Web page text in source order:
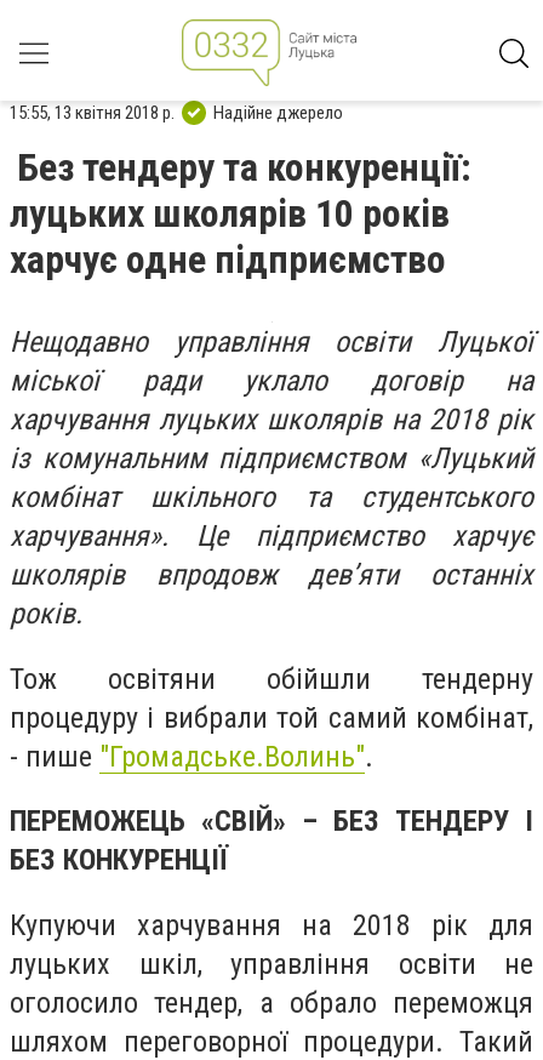
15:55, 13 квітня 2018 р. Надійне джерело
Без тендеру та конкуренції:
луцьких школярів 10 років
харчує одне підприємство
Нещодавно управління освіти Луцької
міської ради уклало договір на
харчування луцьких школярів на 2018 рік
із комунальним підприємством «Луцький
комбінат шкільного та студентського
харчування». Це підприємство харчує
школярів впродовж дев’яти останніх
років.
Тож освітяни обійшли тендерну
процедуру і вибрали той самий комбінат,
- пише "Громадське.Волинь".
ПЕРЕМОЖЕЦЬ «СВІЙ» – БЕЗ ТЕНДЕРУ І
БЕЗ КОНКУРЕНЦІЇ
Купуючи харчування на 2018 рік для
луцьких шкіл, управління освіти не
оголосило тендер, а обрало переможця
шляхом переговорної процедури. Такий